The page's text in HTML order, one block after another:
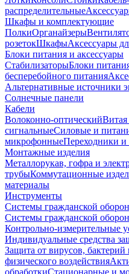
распределительные
Шкафы и комплектующие
ПолкиОрганайзеры
розетокШкафыАксессуары
Блоки питания и аксессуары
СтабилизаторыБлоки
бесперебойного питания
Альтернативные источники
Солнечные панели
Кабели
Волоконно-оптический
сигнальныеСиловые и
микрофонныеПереходники и
Монтажные изделия
Металлорукав, гофра и
трубыКоммутационные
материалы
Инструменты
Системы гражданской
Системы гражданской
Контрольно-измерительные
Индивидуальные средства
Защита от вирусов, бактерий
физического воздействия
обработкиСтационарные и